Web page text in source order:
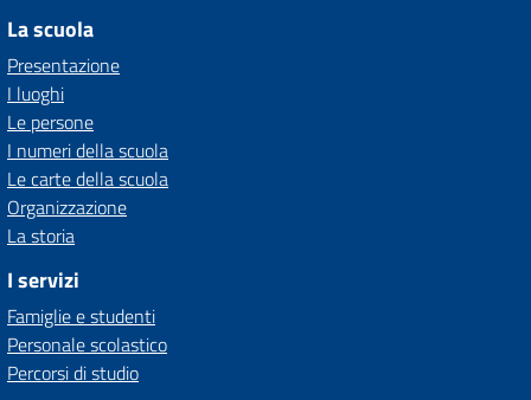
La scuola
Presentazione
I luoghi
Le persone
I numeri della scuola
Le carte della scuola
Organizzazione
La storia
I servizi
Famiglie e studenti
Personale scolastico
Percorsi di studio